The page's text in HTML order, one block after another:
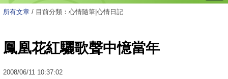
所有文章 / 目前分類：心情隨筆|心情日記
鳳凰花紅驪歌聲中憶當年
2008/06/11 10:37:02